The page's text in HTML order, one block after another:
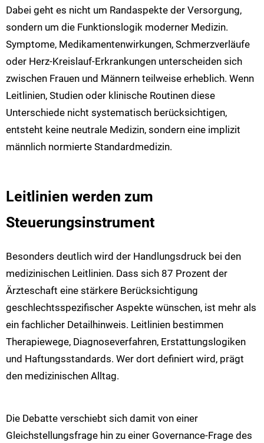
Dabei geht es nicht um Randaspekte der Versorgung,
sondern um die Funktionslogik moderner Medizin.
Symptome, Medikamentenwirkungen, Schmerzverläufe
oder Herz-Kreislauf-Erkrankungen unterscheiden sich
zwischen Frauen und Männern teilweise erheblich. Wenn
Leitlinien, Studien oder klinische Routinen diese
Unterschiede nicht systematisch berücksichtigen,
entsteht keine neutrale Medizin, sondern eine implizit
männlich normierte Standardmedizin.
Leitlinien werden zum
Steuerungsinstrument
Besonders deutlich wird der Handlungsdruck bei den
medizinischen Leitlinien. Dass sich 87 Prozent der
Ärzteschaft eine stärkere Berücksichtigung
geschlechtsspezifischer Aspekte wünschen, ist mehr als
ein fachlicher Detailhinweis. Leitlinien bestimmen
Therapiewege, Diagnoseverfahren, Erstattungslogiken
und Haftungsstandards. Wer dort definiert wird, prägt
den medizinischen Alltag.
Die Debatte verschiebt sich damit von einer
Gleichstellungsfrage hin zu einer Governance-Frage des